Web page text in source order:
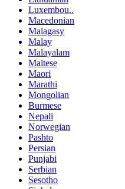
Luxembou..
Macedonian
Malagasy
Malay
Malayalam
Maltese
Maori
Marathi
Mongolian
Burmese
Nepali
Norwegian
Pashto
Persian
Punjabi
Serbian
Sesotho